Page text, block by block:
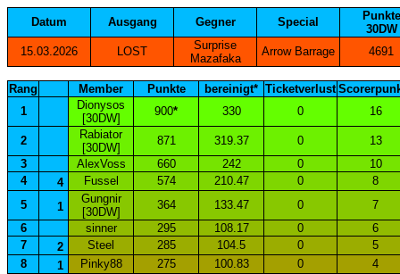
Datum Ausgang Gegner Special
Punkte
30DW
15.03.2026
LOST
Surprise
Mazafaka
Arrow Barrage 4691
Rang Member Punkte bereinigt* Ticketverlust
1
Dionysos
[30DW]
900* 330 0 16
2
Rabiator
[30DW]
871 319.37 0
13
3
AlexVoss 660 242 0
10
4
4 Fussel 574 210.47 0
8
5
1
Gungnir
[30DW]
364 133.47 0
7
6
sinner 295 108.17 0
6
7
2 Steel 285 104.5 0
5
8
1 Pinky88 275 100.83 0
4